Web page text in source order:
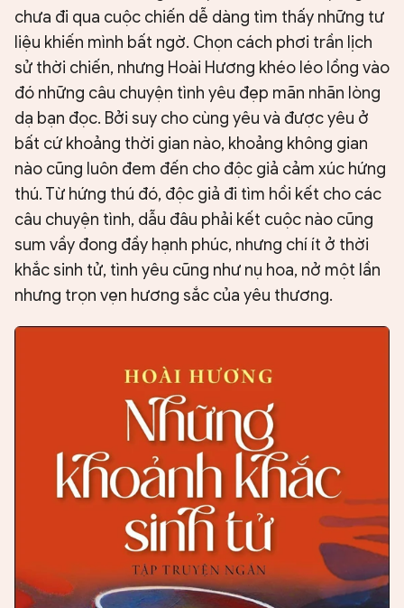
chưa đi qua cuộc chiến dễ dàng tìm thấy những tư
liệu khiến mình bất ngờ. Chọn cách phơi trần lịch
sử thời chiến, nhưng Hoài Hương khéo léo lồng vào
đó những câu chuyện tình yêu đẹp mãn nhãn lòng
dạ bạn đọc. Bởi suy cho cùng yêu và được yêu ở
bất cứ khoảng thời gian nào, khoảng không gian
nào cũng luôn đem đến cho độc giả cảm xúc hứng
thú. Từ hứng thú đó, độc giả đi tìm hồi kết cho các
câu chuyện tình, dẫu đâu phải kết cuộc nào cũng
sum vầy đong đầy hạnh phúc, nhưng chí ít ở thời
khắc sinh tử, tình yêu cũng như nụ hoa, nở một lần
nhưng trọn vẹn hương sắc của yêu thương.